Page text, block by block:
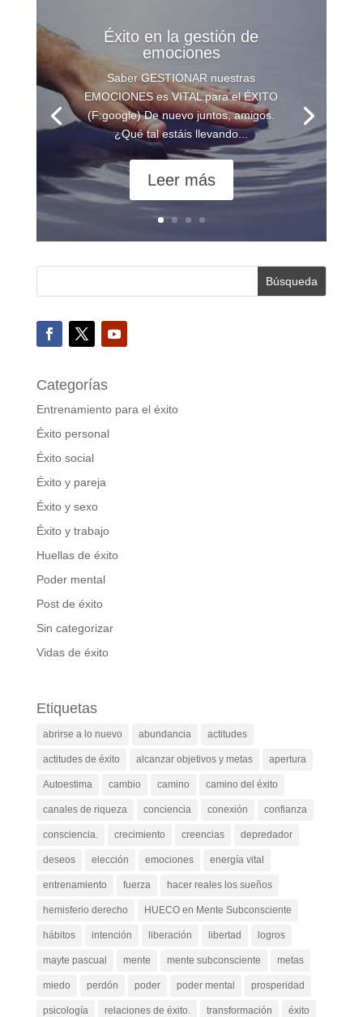
Éxito en la gestión de
emociones
Saber GESTIONAR nuestras
EMOCIONES es VITAL para el ÉXITO
(F:google) De nuevo juntos, amigos.
¿Qué tal estáis llevando...
Leer más
Categorías
Entrenamiento para el éxito
Éxito personal
Éxito social
Éxito y pareja
Éxito y sexo
Éxito y trabajo
Huellas de éxito
Poder mental
Post de éxito
Sin categorizar
Vidas de éxito
Etiquetas
abrirse a lo nuevo abundancia actitudes
actitudes de éxito alcanzar objetivos y metas apertura
Autoestima cambio camino camino del éxito
canales de riqueza conciencia conexión confianza
consciencia. crecimiento creencias depredador
deseos elección emociones energía vital
entrenamiento fuerza hacer reales los sueños
hemisferio derecho HUECO en Mente Subconsciente
hábitos intención liberación libertad logros
mayte pascual mente mente subconsciente metas
miedo perdón poder poder mental prosperidad
psicología relaciones de éxito. transformación éxito